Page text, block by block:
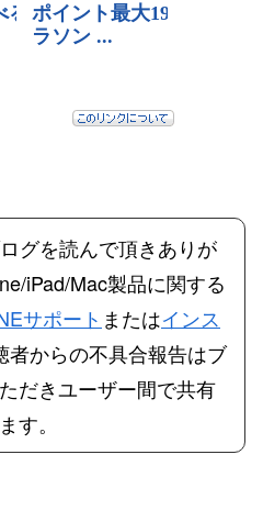
グを読んで頂きありが
iPad/Mac製品に関する
サポート またはインス
者からの不具合報告はブ
だきユーザー間で共有
す。